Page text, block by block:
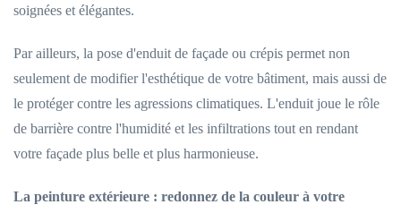
soignées et élégantes.
Par ailleurs, la pose d'enduit de façade ou crépis permet non
seulement de modifier l'esthétique de votre bâtiment, mais aussi de
le protéger contre les agressions climatiques. L'enduit joue le rôle
de barrière contre l'humidité et les infiltrations tout en rendant
votre façade plus belle et plus harmonieuse.
La peinture extérieure : redonnez de la couleur à votre